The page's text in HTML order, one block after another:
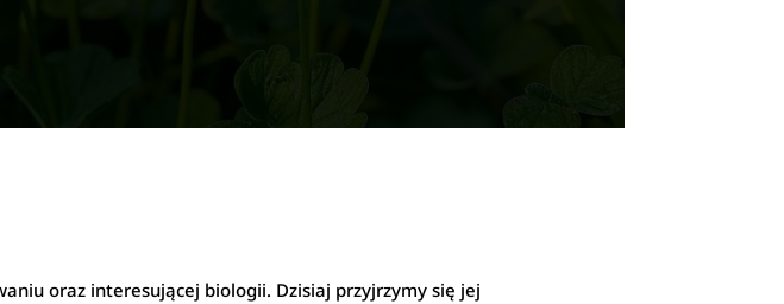
oraz interesującej biologii. Dzisiaj przyjrzymy się jej